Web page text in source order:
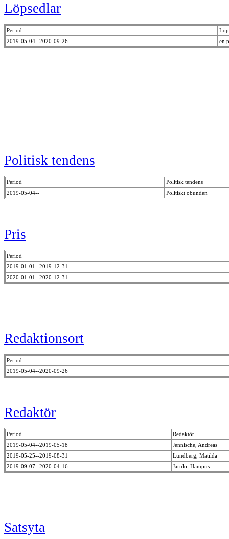
Löpsedlar
Period
2019-05-04--2020-09-26
en
Politisk tendens
Period
Politisk tendens
2019-05-04--
Politiskt obunden
Pris
Period
2019-01-01--2019-12-31
2020-01-01--2020-12-31
Redaktionsort
Period
2019-05-04--2020-09-26
Redaktör
Period
Redaktör
2019-05-04--2019-05-18
Jennische, Andreas
2019-05-25--2019-08-31
Lundberg, Matilda
2019-09-07--2020-04-16
Jarnlo, Hampus
Satsyta